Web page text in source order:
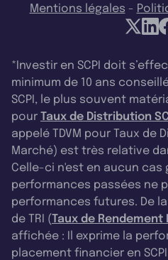
Mentions légales -
*Investir en SCPI doit
minimum de 10 ans
SCPI, le plus souvent
pour Taux de Distribution
appelé TDVM pour Taux de
Marché) est très relative
Celle-ci n'est en aucun cas
performances passées ne
performances futures. De
de TRI (Taux de Rendement
affichée : Il exprime la
placement financier en